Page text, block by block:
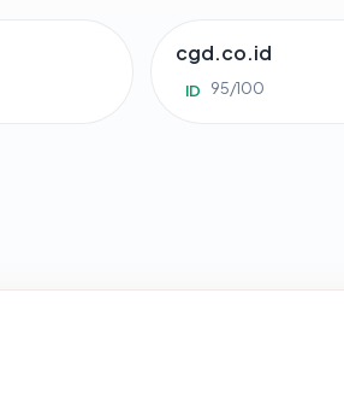
cgd.co.id
ID 95/100